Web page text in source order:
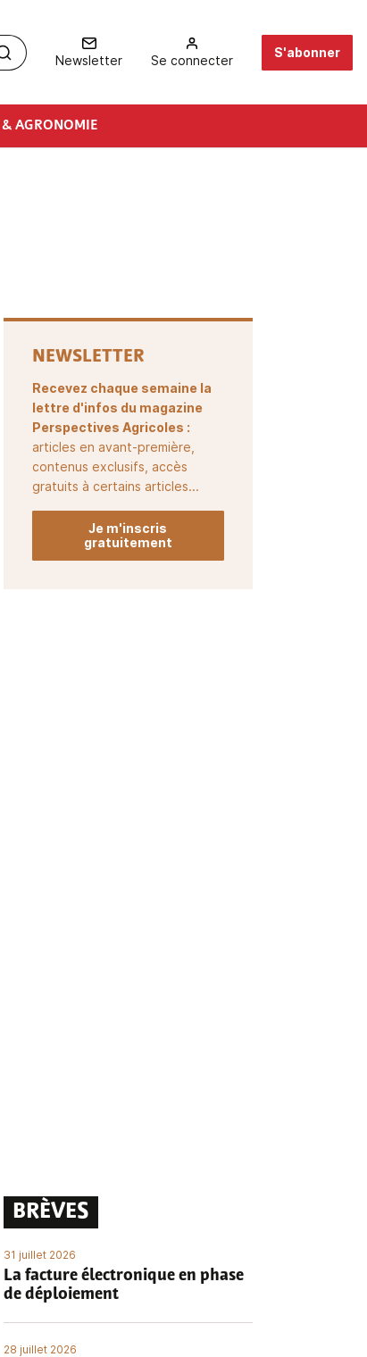
Newsletter Se connecter
S'abonner
& AGRONOMIE
NEWSLETTER
Recevez chaque semaine la
lettre d'infos du magazine
Perspectives Agricoles :
articles en avant-première,
contenus exclusifs, accès
gratuits à certains articles...
Je m'inscris
gratuitement
BRÈVES
31 juillet 2026
La facture électronique en phase
de déploiement
28 juillet 2026